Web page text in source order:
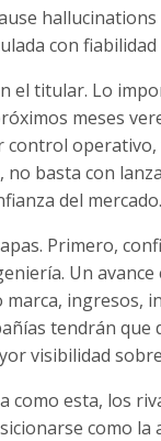
con
el titular. Lo
meses
basta con
del mercado.
Primero,
Un
ingresos,
tendrán que
visibilidad
como esta, los
como